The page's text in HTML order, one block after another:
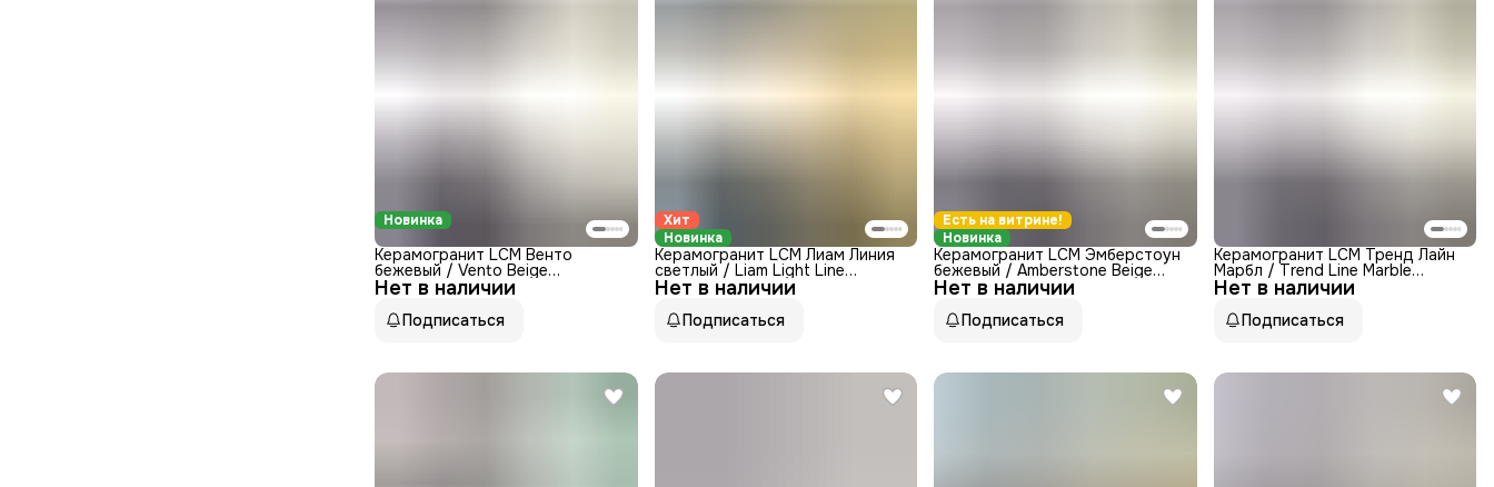
Новинка
Нет в наличии
Керамогранит LCM Венто
бежевый / Vento Beige
60120VTO11S Сатинированная
1200x600
Подписаться
Хит
Новинка
Нет в наличии
Керамогранит LCM Лиам Линия
светлый / Liam Light Line
60120LAM09M Матовая
1200x600
Подписаться
Есть на витрине!
Новинка
Нет в наличии
Керамогранит LCM Эмберстоун
бежевый / Amberstone Beige
8080ABT11M Матовая 800x800
Подписаться
Нет в наличии
Керамогранит LCM Тренд Лайн
Марбл / Trend Line Marble
8080TRL01M Матовая 800x800
Подписаться